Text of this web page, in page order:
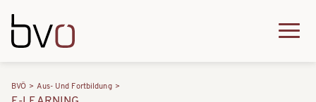
P
BVÖ Aus- Und Fortbildung